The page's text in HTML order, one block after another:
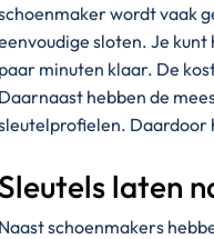
wordt vaak
sloten. Je
paar minuten klaar. De
Daarnaast hebben de
Daardoor
Sleutels laten
Naast schoenmakers